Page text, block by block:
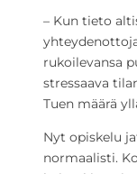
– Kun tieto
rukoilevansa
stressaava
Tuen määrä
Nyt opiskelu
normaalisti.